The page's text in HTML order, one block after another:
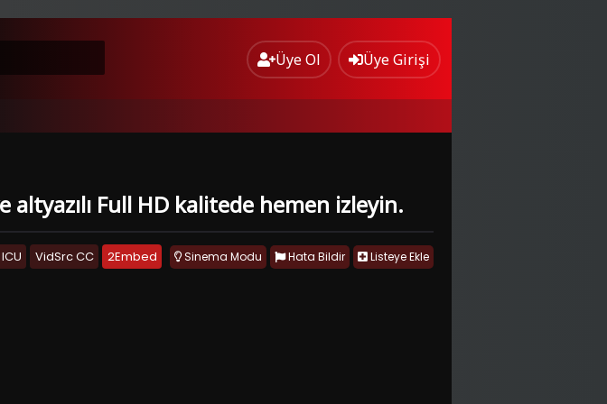
Üye Ol Üye Girişi
Full HD kalitede hemen izleyin.
VidSrc CC
2Embed
Listeye Ekle
Hata Bildir
Sinema Modu